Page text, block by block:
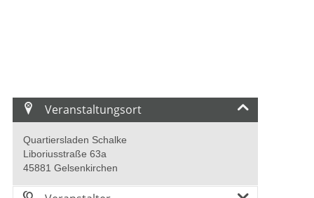
Veranstaltungsort
Quartiersladen Schalke
Liboriusstraße 63a
45881 Gelsenkirchen